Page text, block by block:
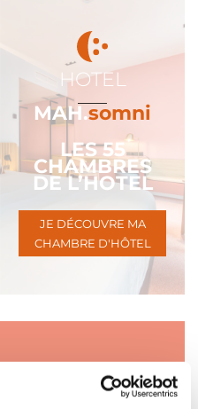
HOTEL
___
MAH.somni
LES 55
CHAMBRES
DE L’HOTEL
JE DÉCOUVRE MA
CHAMBRE D'HÔTEL